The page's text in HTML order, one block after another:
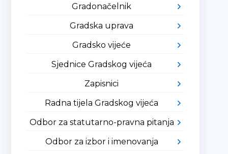
Gradonačelnik
Gradska uprava
Gradsko vijeće
Sjednice Gradskog vijeća
Zapisnici
Radna tijela Gradskog vijeća
Odbor za statutarno-pravna pitanja
Odbor za izbor i imenovanja